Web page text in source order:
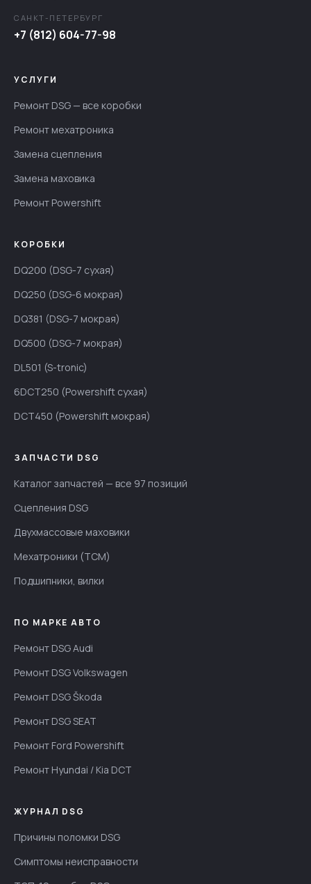
САНКТ-ПЕТЕРБУРГ
+7 (812) 604-77-98
УСЛУГИ
Ремонт DSG — все коробки
Ремонт мехатроника
Замена сцепления
Замена маховика
Ремонт Powershift
КОРОБКИ
DQ200 (DSG-7 сухая)
DQ250 (DSG-6 мокрая)
DQ381 (DSG-7 мокрая)
DQ500 (DSG-7 мокрая)
DL501 (S-tronic)
6DCT250 (Powershift сухая)
DCT450 (Powershift мокрая)
ЗАПЧАСТИ DSG
Каталог запчастей — все 97 позиций
Сцепления DSG
Двухмассовые маховики
Мехатроники (TCM)
Подшипники, вилки
ПО МАРКЕ АВТО
Ремонт DSG Audi
Ремонт DSG Volkswagen
Ремонт DSG Škoda
Ремонт DSG SEAT
Ремонт Ford Powershift
Ремонт Hyundai / Kia DCT
ЖУРНАЛ DSG
Причины поломки DSG
Симптомы неисправности